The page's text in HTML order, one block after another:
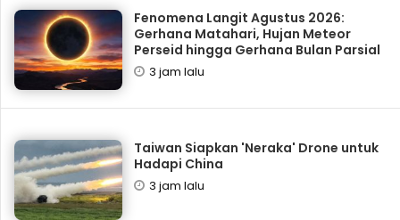
Fenomena Langit Agustus 2026:
Gerhana Matahari, Hujan Meteor
Perseid hingga Gerhana Bulan Parsial
3 jam lalu
Taiwan Siapkan 'Neraka' Drone untuk
Hadapi China
3 jam lalu